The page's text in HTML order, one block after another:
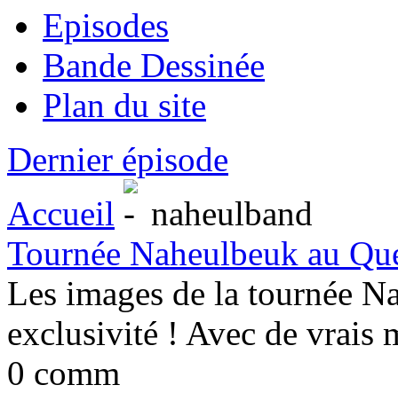
Episodes
Bande Dessinée
Plan du site
Dernier épisode
Accueil
naheulband
Tournée Naheulbeuk au
Les images de la tournée
exclusivité ! Avec de vrais
0 comm